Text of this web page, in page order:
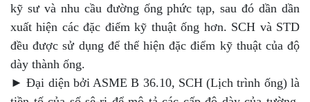
kỹ sư và nhu cầu đường ống phức tạp, sau đó dần dần
xuất hiện các đặc điểm kỹ thuật ống hơn. SCH và STD
đều được sử dụng để thể hiện đặc điểm kỹ thuật của độ
dày thành ống.
► Đại diện bởi ASME B 36.10, SCH (Lịch trình ống) là